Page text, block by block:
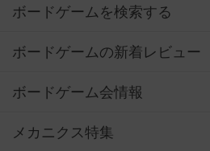
ボードゲームを検索する
ボードゲームの新着レビュー
ボードゲーム会情報
メカニクス特集